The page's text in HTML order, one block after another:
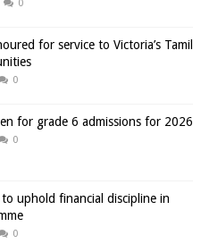
0
for service to Victoria’s Tamil
0
for grade 6 admissions for 2026
0
uphold financial discipline in
0